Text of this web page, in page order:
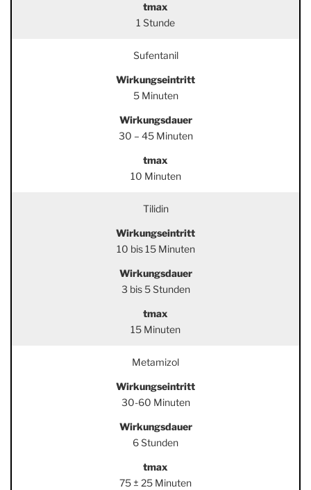
tmax
1 Stunde
Sufentanil
Wirkungseintritt
5 Minuten
Wirkungsdauer
30 – 45 Minuten
tmax
10 Minuten
Tilidin
Wirkungseintritt
10 bis 15 Minuten
Wirkungsdauer
3 bis 5 Stunden
tmax
15 Minuten
Metamizol
Wirkungseintritt
30-60 Minuten
Wirkungsdauer
6 Stunden
tmax
75 ± 25 Minuten